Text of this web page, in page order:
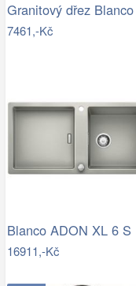
7461,-Kč
16911,-Kč